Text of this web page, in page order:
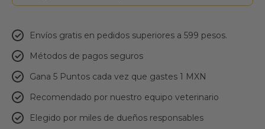
Envíos gratis en pedidos superiores a 599 pesos.
Métodos de pagos seguros
Gana 5 Puntos cada vez que gastes 1 MXN
Recomendado por nuestro equipo veterinario
Elegido por miles de dueños responsables